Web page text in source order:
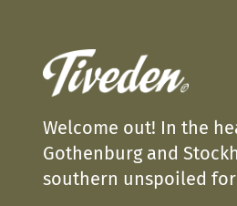
Welcome out! In the
Gothenburg and
southern unspoiled